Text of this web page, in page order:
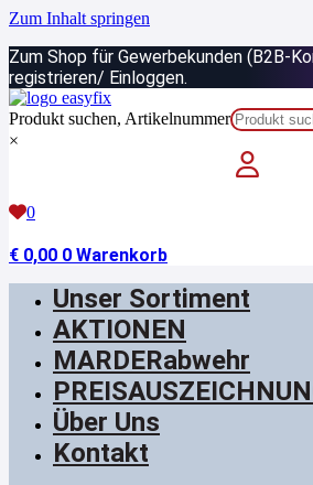
Zum Inhalt springen
Zum Shop für Gewerbekunden (B2B-
registrieren/ Einloggen.
Produkt suchen, Artikelnummer
×
0
€ 0,00 0 Warenkorb
Unser Sortiment
AKTIONEN
MARDERabwehr
Über Uns
Kontakt